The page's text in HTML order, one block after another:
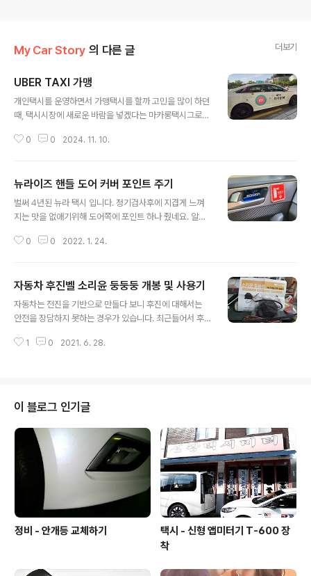
My Car Story 의 다른 글 더보기
UBER TAXI 가맹
개인택시를 운영하면서 가맹택시를 할까 고민을 많이 하던
때, 택시시장에 새로운 바람을 넣겠다는 마카롱택시그로인
T를 압설거라는 무리한 예측을 한적이 있다. 결론은, 시대
운 패러다임을 만들려 노력은 많이 했으나경영진의 방만
경영과 택시기사의 자질 문제로 수익성이 악화되고, 카카
오T의 점유율로 인한마케팅전략의 실패등 ... 아무튼 서론
익 및 이미지 개선에 도움이 될까 고민하다가맹을 하기로
0 0 2024. 11. 10.
뉴라이즈 핸들 도어 커버 포인트 주기
벌써 4년된 뉴라 택시 입니다. 정기검사후에 지겹게 느껴
지는 맛을 없애기위해 도어쪽에 포인트 하나 줬네요. 알리
고 양면테이프로 작업하면 끝. 팁이 있다면 겨울철에는 접
를 해보기 위해 되나 안되나 해 봤습니다. 2022-01-24 (
본 개봉기 및 사용기는 개인적인 사비를 탈탙 털어서 이곳
저곳에서 각종 포인트와 손품을 팔아 구입하였습니다. 참
인트를 주기에는 만족한다. 추가내용 : 테두리가 거칠어 조
0 0 2022. 1. 24.
자동차 후진벨 소리윤 둥둥둥 개봉 및 사용기
자동차는 전진을 기반으로 만들다 보니 후진에 대해서는
안전을 장담하지 못하는 경우가 있습니다. 최근들어서 후
니다.(차량옵션) 내연기관 차량은 엔진 시동이 걸려 있어서
있습니다. 오늘은 이런 옵션을 적용시킨 "둥둥둥 소리윤"
제품을 설치해 보기로 합니다. 제품구성은 본체, 케이블타
이, 전원 연장선, 사용설명서등이 들어 있으며 설치시 어려
움이 크게 없습니다. 우선 본체를 살펴 보면 약간 큰 블루투
스 스피커와 비슷한 크기입니다. 4X7정도 사이즈? 그리고
필수품은 아니지만 있으면 편한 무탈..
1 0 2021. 6. 28.
이 블로그 인기글
정비 - 안개등 교체하기
택시 - 신형 앱미터기 T-600 장
착